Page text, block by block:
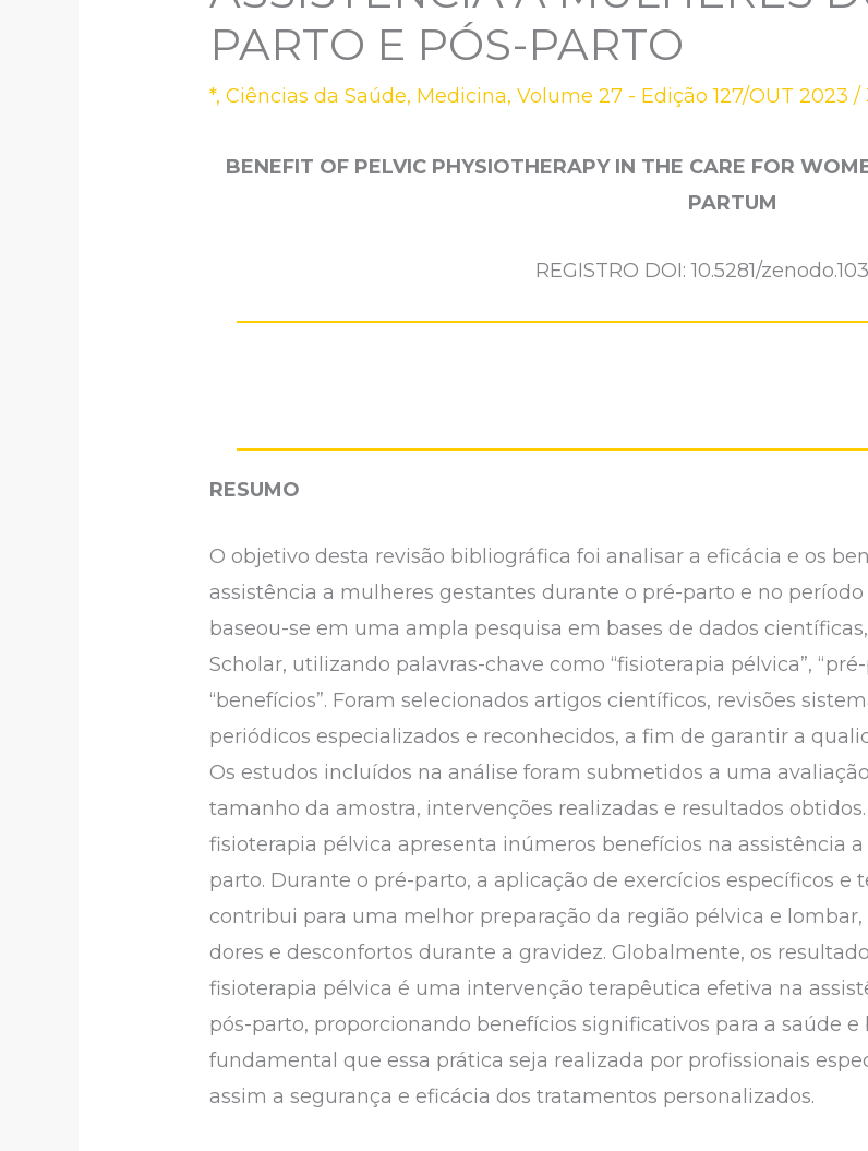
PARTO E PÓS-PARTO
*,Ciências da Saúde, Medicina,Volume 27 - Edição 127/OUT 2023 /
BENEFIT OF PELVIC PHYSIOTHERAPY IN THE CARE FOR
PARTUM
REGISTRO DOI: 10.5281/
RESUMO
O objetivo desta revisão bibliográfica foi analisar a eficácia e os
assistência a mulheres gestantes durante o pré-parto e no
baseou-se em uma ampla pesquisa em bases de dados
Scholar, utilizando palavras-chave como “fisioterapia pélvica”, “pré-
“benefícios”. Foram selecionados artigos científicos, revisões
periódicos especializados e reconhecidos, a fim de garantir a
Os estudos incluídos na análise foram submetidos a uma
tamanho da amostra, intervenções realizadas e resultados
fisioterapia pélvica apresenta inúmeros benefícios na assistência
parto. Durante o pré-parto, a aplicação de exercícios específicos
contribui para uma melhor preparação da região pélvica e
dores e desconfortos durante a gravidez. Globalmente, os
fisioterapia pélvica é uma intervenção terapêutica efetiva na
pós-parto, proporcionando benefícios significativos para a saúde
fundamental que essa prática seja realizada por profissionais
assim a segurança e eficácia dos tratamentos personalizados.